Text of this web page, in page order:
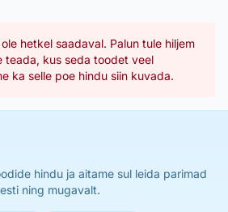
hetkel saadaval. Palun tule hiljem
teada, kus seda toodet veel
ka selle poe hindu siin kuvada.
hindu ja aitame sul leida parimad
ning mugavalt.